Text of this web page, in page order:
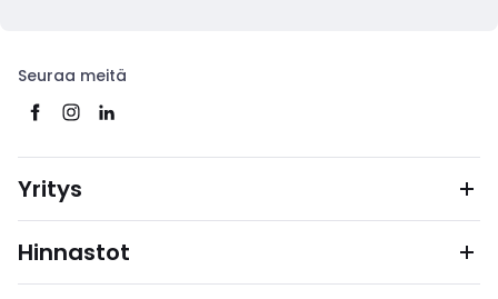
Seuraa meitä
Yritys
Hinnastot